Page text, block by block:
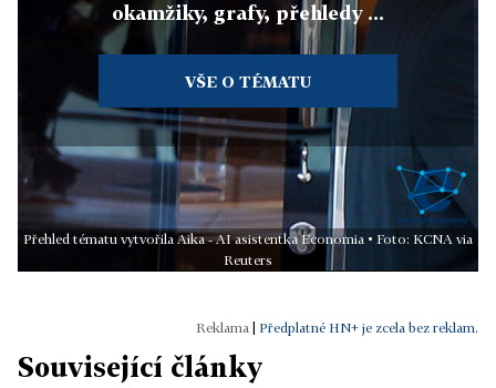
okamžiky, grafy, přehledy ...
VŠE O TÉMATU
Přehled tématu vytvořila Aika - AI asistentka Economia • Foto: KCNA via
Reuters
Předplatné HN+ je zcela bez reklam.
Související články